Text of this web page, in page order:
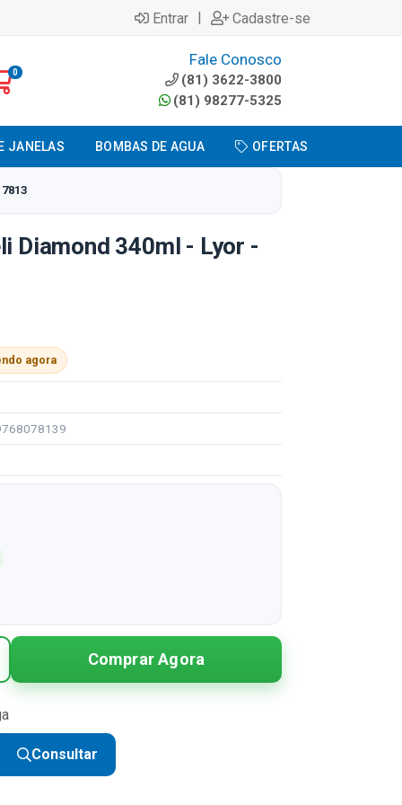
Entrar | Cadastre-se
0
Fale Conosco
(81) 3622-3800
(81) 98277-5325
JANELAS BOMBAS DE AGUA OFERTAS
Diamond 340ml - Lyor -
agora
Comprar Agora
Consultar